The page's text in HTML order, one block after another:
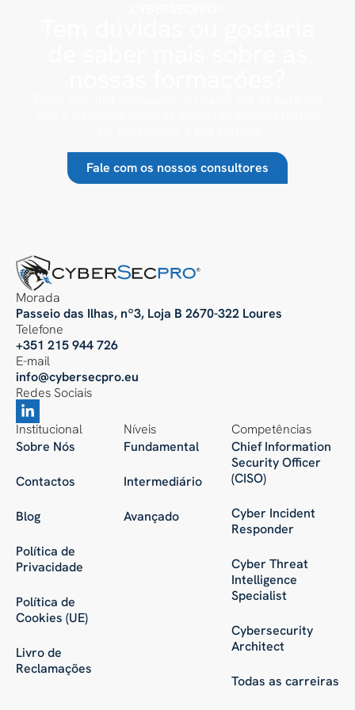
Fale com os nossos consultores
Morada
Passeio das Ilhas, nº3, Loja B 2670-322 Loures
Telefone
+351 215 944 726
E-mail
info@cybersecpro.eu
Redes Sociais
Institucional
Sobre Nós
Contactos
Blog
Política de
Privacidade
Política de
Cookies (UE)
Livro de
Reclamações
Níveis
Fundamental
Intermediário
Avançado
Competências
Chief Information
Security Officer
(CISO)
Cyber Incident
Responder
Cyber Threat
Intelligence
Specialist
Cybersecurity
Architect
Todas as carreiras